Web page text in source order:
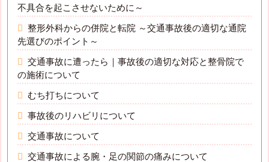
不具合を起こさせないために～
整形外科からの併院と転院 ～交通事故後の適切な通院
先選びのポイント～
交通事故に遭ったら｜事故後の適切な対応と整骨院で
の施術について
むち打ちについて
事故後のリハビリについて
交通事故について
交通事故による腕・足の関節の痛みについて